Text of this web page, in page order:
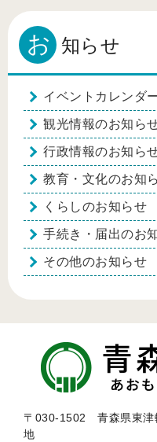
お 知らせ
イベントカレンダ
観光情報のお知ら
行政情報のお知ら
教育・文化のお知
くらしのお知らせ
手続き・届出のお
その他のお知らせ
〒030-1502 青森県東津
地